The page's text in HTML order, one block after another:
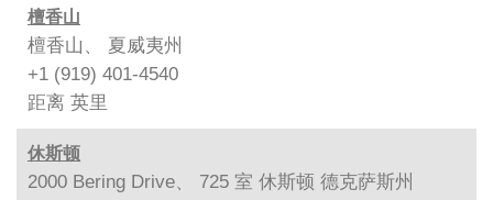
檀香山
檀香山、 夏威夷州
+1 (919) 401-4540
距离 英里
休斯顿
2000 Bering Drive、 725 室 休斯顿 德克萨斯州